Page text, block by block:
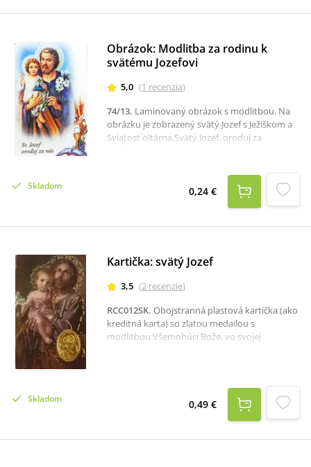
Obrázok: Modlitba za rodinu k
svätému Jozefovi
5,0 (1 recenzia)
74/13. Laminovaný obrázok s modlitbou. Na
obrázku je zobrazený svätý Jozef s Ježiškom a
Sviatosť oltárna.Svätý Jozef, oroduj za
Skladom 0,24 €
Kartička: svätý Jozef
3,5 (2 recenzie)
RCC012SK. Obojstranná plastová kartička (ako
kreditná karta) so zlatou medailou s
modlitbou:Všemohúci Bože, vo svojej
ochrancu a prosíme ťa, aby bol naším mocným
orodovníkom v nebi. Skrze Krista, nášho Pána.
Amen.Rozmer kartičky: 5,4 x 8,4 cm.
Skladom 0,49 €